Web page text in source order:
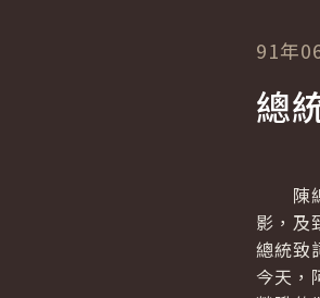
91年
總
陳總
影，及
總統致
今天，